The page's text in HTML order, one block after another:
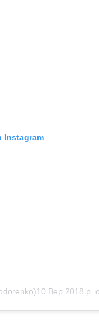
Instagram
10 Вер 2018 р. о 3:49